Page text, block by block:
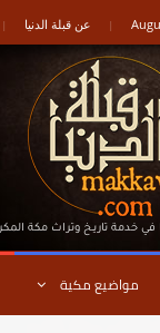
عن قبلة الدنيا
مواضيع مكية